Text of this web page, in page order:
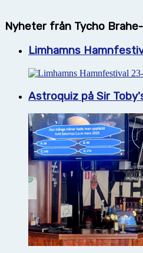
Nyheter från Tycho
Limhamns
Astroquiz på Sir